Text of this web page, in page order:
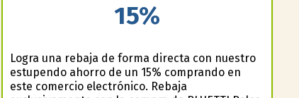
15%
Logra una rebaja de forma directa con nuestro
estupendo ahorro de un 15% comprando en
este comercio electrónico. Rebaja